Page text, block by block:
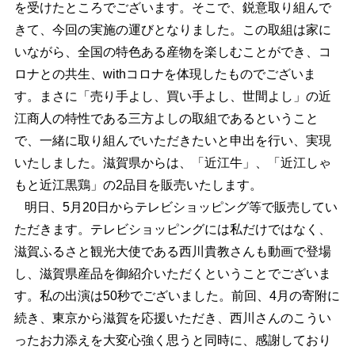
を受けたところでございます。そこで、鋭意取り組んで
きて、今回の実施の運びとなりました。この取組は家に
いながら、全国の特色ある産物を楽しむことができ、コ
ロナとの共生、withコロナを体現したものでございま
す。まさに「売り手よし、買い手よし、世間よし」の近
江商人の特性である三方よしの取組であるということ
で、一緒に取り組んでいただきたいと申出を行い、実現
いたしました。滋賀県からは、「近江牛」、「近江しゃ
もと近江黒鶏」の2品目を販売いたします。
明日、5月20日からテレビショッピング等で販売してい
ただきます。テレビショッピングには私だけではなく、
滋賀ふるさと観光大使である西川貴教さんも動画で登場
し、滋賀県産品を御紹介いただくということでございま
す。私の出演は50秒でございました。前回、4月の寄附に
続き、東京から滋賀を応援いただき、西川さんのこうい
ったお力添えを大変心強く思うと同時に、感謝しており